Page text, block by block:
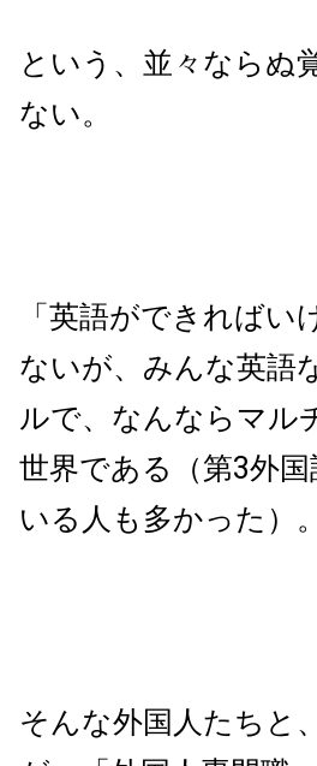
という、並々ならぬ
ない。
「英語ができれば
ないが、みんな英語
ルで、なんならマル
世界である（第3外
いる人も多かった）。
そんな外国人たちと